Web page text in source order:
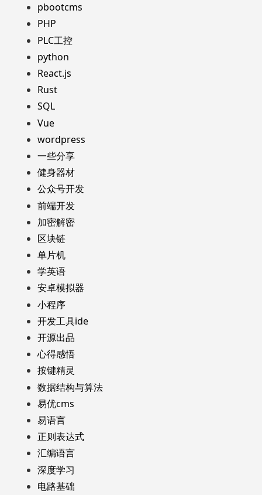
pbootcms
PHP
PLC工控
python
React.js
Rust
SQL
Vue
wordpress
一些分享
健身器材
公众号开发
前端开发
加密解密
区块链
单片机
学英语
安卓模拟器
小程序
开发工具ide
开源出品
心得感悟
按键精灵
数据结构与算法
易优cms
易语言
正则表达式
汇编语言
深度学习
电路基础